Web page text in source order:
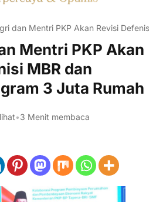
dan Mentri PKP Akan Revisi Defenisi
Mentri PKP Akan
MBR dan
3 Juta Rumah
•3 Menit membaca